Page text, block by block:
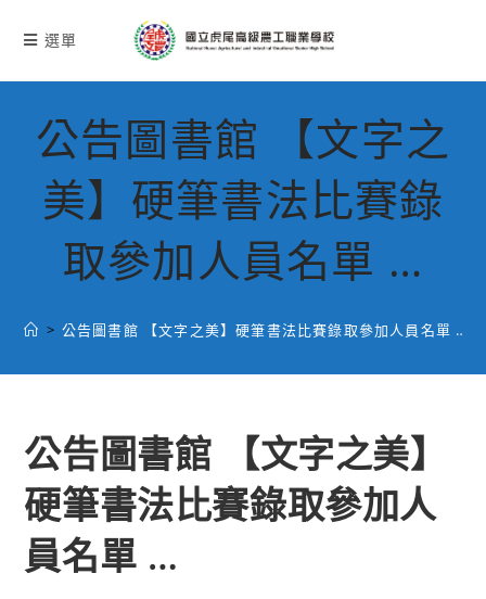
選單
公告圖書館 【文字之
美】硬筆書法比賽錄
取參加人員名單 …
> 公告圖書館 【文字之美】硬筆書法比賽錄取參加人員名單 …
公告圖書館 【文字之美】
硬筆書法比賽錄取參加人
員名單 …